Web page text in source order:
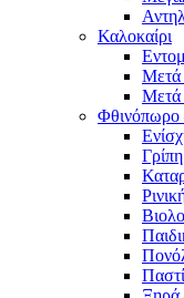
Καλοκαίρι
Μετά
Μετά
Φθινόπωρο